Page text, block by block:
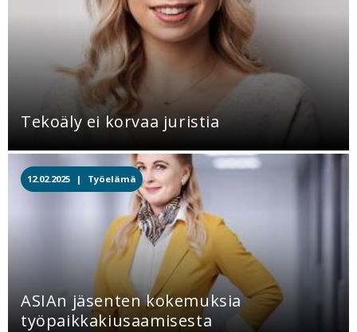
Tekoäly ei korvaa juristia
12.02.2025 | Työelämä
ASIAn jäsenten kokemuksia
työpaikkakiusaamisesta